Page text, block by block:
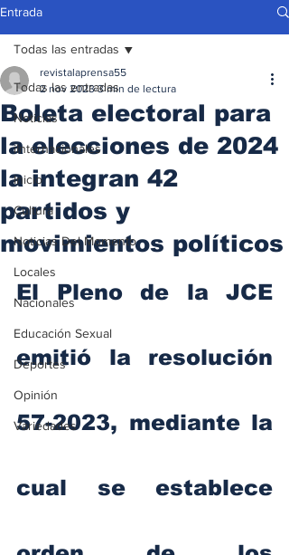
Entrada
Todas las entradas
Noticias
iInternacionales
Inicio
Cultura
Noticias Del Momento
Locales
Nacionales
Educación Sexual
Deportes
Opinión
Variedades
Todas las entradas
Boleta electoral para
la elecciones de 2024
la integran 42
partidos y
movimientos políticos
revistalaprensa55
2 nov 2023 3 min de lectura
El Pleno de la JCE
emitió la resolución
57-2023, mediante la
cual se establece